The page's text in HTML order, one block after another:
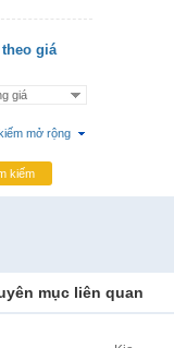
giá
mở rộng
kiếm
mục liên quan